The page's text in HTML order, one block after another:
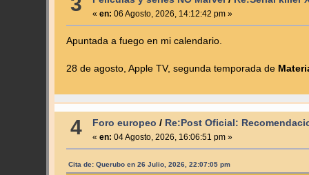
« en: 06 Agosto, 2026, 14:12:42 pm »
Apuntada a fuego en mi calendario.
28 de agosto, Apple TV, segunda temporada de
4 Foro europeo / Re:Post Oficial:
« en: 04 Agosto, 2026, 16:06:51 pm »
Cita de: Querubo en 26 Julio, 2026, 22:07:05 pm